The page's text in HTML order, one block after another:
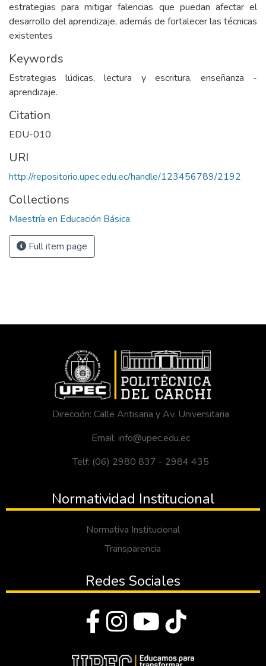
estrategias para mitigar falencias que puedan afectar el
desarrollo del aprendizaje, además de fortalecer las técnicas
existentes
Keywords
Estrategias lúdicas, lectura y escritura, enseñanza -
aprendizaje.
Citation
EDU-010
URI
http://repositorio.upec.edu.ec/handle/123456789/2192
Collections
Maestría en Educación Básica
Full item page
Dirección: Calle Antisana y Av. Universitaria
Email: info@upec.edu.ec
Telf: (06) 2980 837 - 2984 435
Normatividad Institucional
Normativa Institucional
Transparencia
Redes Sociales